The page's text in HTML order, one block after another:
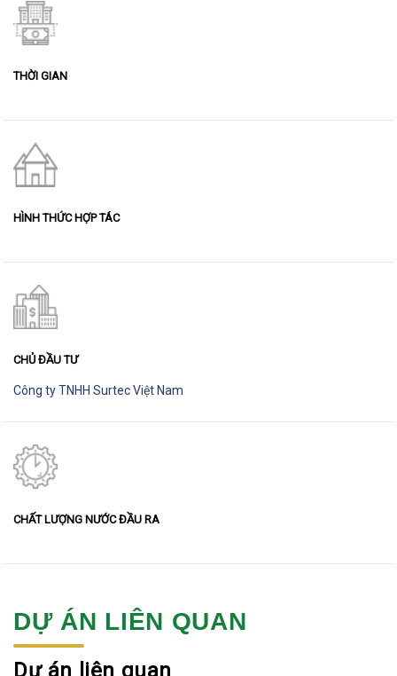
THỜI GIAN
HÌNH THỨC HỢP TÁC
CHỦ ĐẦU TƯ
Công ty TNHH Surtec Việt Nam
CHẤT LƯỢNG NƯỚC ĐẦU RA
DỰ ÁN LIÊN QUAN
Dự án liên quan